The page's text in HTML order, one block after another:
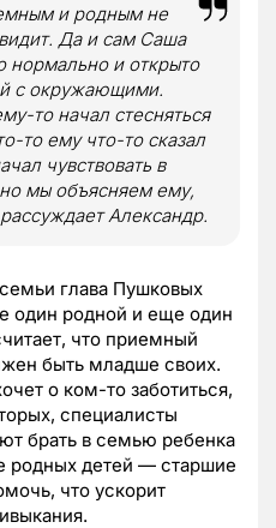
и родным не
Да и сам Саша
нормально и открыто
с окружающими.
то начал стесняться
то ему что-то сказал
чувствовать в
мы объясняем ему,
Александр.
глава Пушковых
один родной и еще один
что приемный
быть младше своих.
о ком-то заботиться,
специалисты
брать в семью ребенка
родных детей — старшие
что ускорит